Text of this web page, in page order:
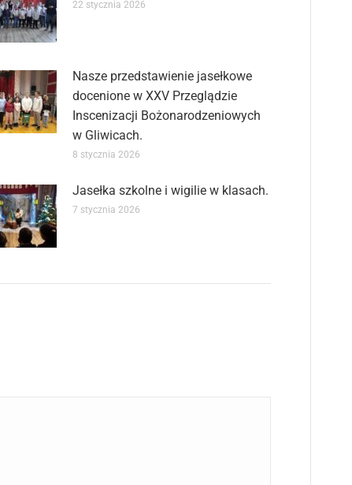
22 stycznia 2026
Nasze przedstawienie jasełkowe
docenione w XXV Przeglądzie
Inscenizacji Bożonarodzeniowych
w Gliwicach.
8 stycznia 2026
Jasełka szkolne i wigilie w klasach.
7 stycznia 2026